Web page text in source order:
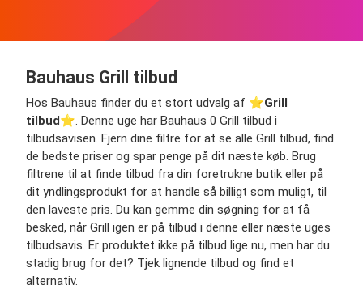
Bauhaus Grill tilbud
Hos Bauhaus finder du et stort udvalg af ⭐️Grill
tilbud⭐️. Denne uge har Bauhaus 0 Grill tilbud i
tilbudsavisen. Fjern dine filtre for at se alle Grill tilbud, find
de bedste priser og spar penge på dit næste køb. Brug
filtrene til at finde tilbud fra din foretrukne butik eller på
dit yndlingsprodukt for at handle så billigt som muligt, til
den laveste pris. Du kan gemme din søgning for at få
besked, når Grill igen er på tilbud i denne eller næste uges
tilbudsavis. Er produktet ikke på tilbud lige nu, men har du
stadig brug for det? Tjek lignende tilbud og find et
alternativ.